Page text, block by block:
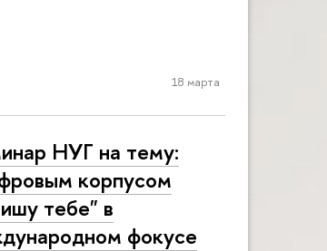
в почтовой переписке (на материале
18 марта
НУГ на тему:
корпусом
тебе" в
фокусе